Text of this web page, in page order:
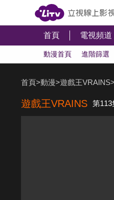
首頁 電視頻道
動漫首頁 進階篩選
首頁>動漫>遊戲王VRAINS>
遊戲王VRAINS 第